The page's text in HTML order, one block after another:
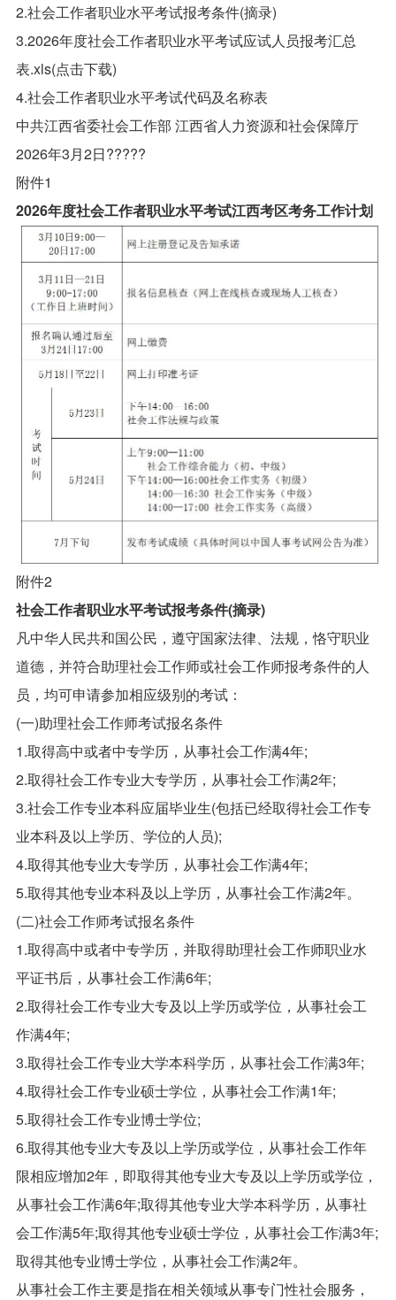
2.社会工作者职业水平考试报考条件(摘录)
3.2026年度社会工作者职业水平考试应试人员报考汇总
表.xls(点击下载)
4.社会工作者职业水平考试代码及名称表
中共江西省委社会工作部 江西省人力资源和社会保障厅
2026年3月2日?????
附件1
2026年度社会工作者职业水平考试江西考区考务工作计划
附件2
社会工作者职业水平考试报考条件(摘录)
凡中华人民共和国公民，遵守国家法律、法规，恪守职业
道德，并符合助理社会工作师或社会工作师报考条件的人
员，均可申请参加相应级别的考试：
(一)助理社会工作师考试报名条件
1.取得高中或者中专学历，从事社会工作满4年;
2.取得社会工作专业大专学历，从事社会工作满2年;
3.社会工作专业本科应届毕业生(包括已经取得社会工作专
业本科及以上学历、学位的人员);
4.取得其他专业大专学历，从事社会工作满4年;
5.取得其他专业本科及以上学历，从事社会工作满2年。
(二)社会工作师考试报名条件
1.取得高中或者中专学历，并取得助理社会工作师职业水
平证书后，从事社会工作满6年;
2.取得社会工作专业大专及以上学历或学位，从事社会工
作满4年;
3.取得社会工作专业大学本科学历，从事社会工作满3年;
4.取得社会工作专业硕士学位，从事社会工作满1年;
5.取得社会工作专业博士学位;
6.取得其他专业大专及以上学历或学位，从事社会工作年
限相应增加2年，即取得其他专业大专及以上学历或学位，
从事社会工作满6年;取得其他专业大学本科学历，从事社
会工作满5年;取得其他专业硕士学位，从事社会工作满3年;
取得其他专业博士学位，从事社会工作满2年。
从事社会工作主要是指在相关领域从事专门性社会服务，